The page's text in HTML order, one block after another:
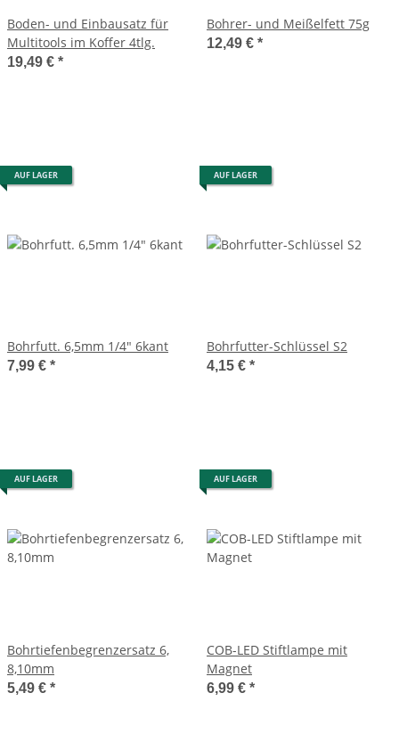
Boden- und Einbausatz für
Multitools im Koffer 4tlg.
19,49 € *
Bohrer- und Meißelfett 75g
12,49 € *
AUF LAGER
Bohrfutt. 6,5mm 1/4" 6kant
7,99 € *
AUF LAGER
Bohrfutter-Schlüssel S2
4,15 € *
AUF LAGER
Bohrtiefenbegrenzersatz 6,
8,10mm
5,49 € *
AUF LAGER
COB-LED Stiftlampe mit
Magnet
6,99 € *